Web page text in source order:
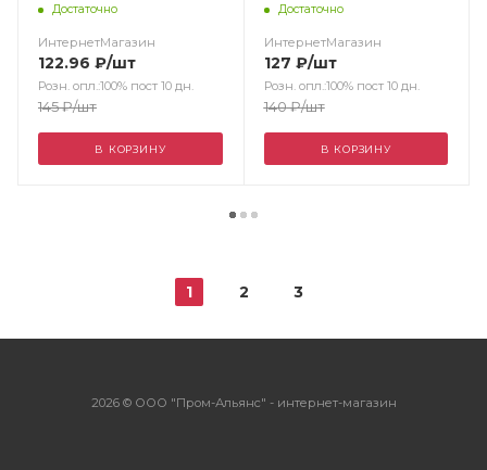
Достаточно
ИнтернетМагазин
122.96 ₽/шт
Розн. опл.:100% пост 10 дн.
145₽/шт
В КОРЗИНУ
Достаточно
ИнтернетМагазин
127 ₽/шт
Розн. опл.:100% пост 10 дн.
140₽/шт
В КОРЗИНУ
1 2 3
2026 © ООО "Пром-Альянс" - интернет-магазин